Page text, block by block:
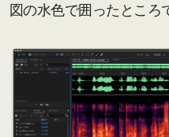
図の水色で囲ったところ